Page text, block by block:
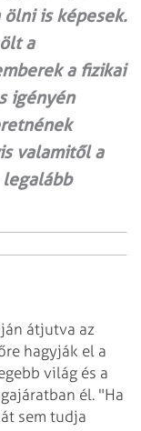
is képesek.
a
a fizikai
igényén
valamitől a
átjutva az
hagyják el a
világ és a
él. "Ha
sem tudja